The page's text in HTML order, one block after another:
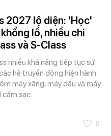
2027 lộ diện: 'Học'
lồ, nhiều chi
và S-Class
nhiều khả năng tiếp tục sử
hệ truyền động hiện hành.
máy xăng, máy dầu và máy
cắm sạc.
0